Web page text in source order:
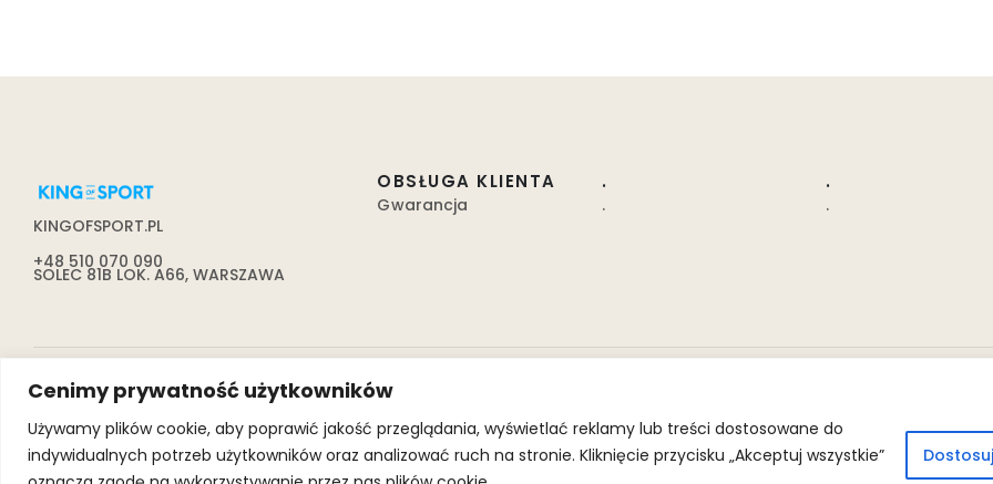
Cenimy prywatność użytkowników
Używamy plików cookie, aby poprawić jakość przeglądania, wyświetlać reklamy lub treści dostosowane do
indywidualnych potrzeb użytkowników oraz analizować ruch na stronie. Kliknięcie przycisku „Akceptuj wszystkie”
Dostosuj
KINGOFSPORT.PL
+48 510 070 090
SOLEC 81B LOK. A66, WARSZAWA
OBSŁUGA KLIENTA
Gwarancja
.
.
.
.